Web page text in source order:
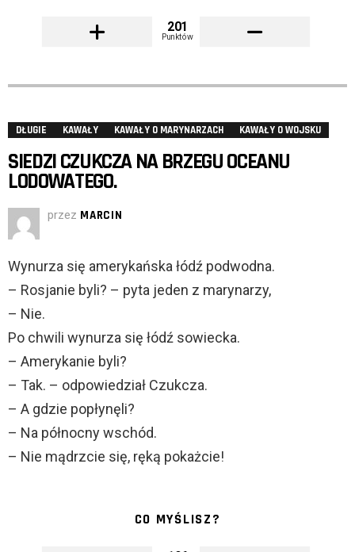
201
Punktów
DŁUGIE KAWAŁY KAWAŁY O MARYNARZACH KAWAŁY O WOJSKU
SIEDZI CZUKCZA NA BRZEGU OCEANU
LODOWATEGO.
przez MARCIN
Wynurza się amerykańska łódź podwodna.
– Rosjanie byli? – pyta jeden z marynarzy,
– Nie.
Po chwili wynurza się łódź sowiecka.
– Amerykanie byli?
– Tak. – odpowiedział Czukcza.
– A gdzie popłynęli?
– Na północny wschód.
– Nie mądrzcie się, ręką pokażcie!
CO MYŚLISZ?